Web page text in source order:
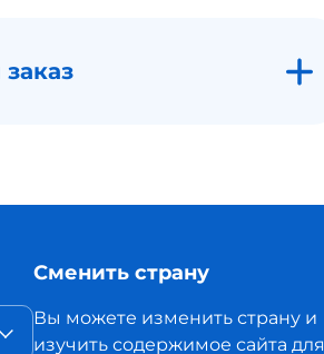
Сменить страну
Вы можете изменить страну и
изучить содержимое сайта для